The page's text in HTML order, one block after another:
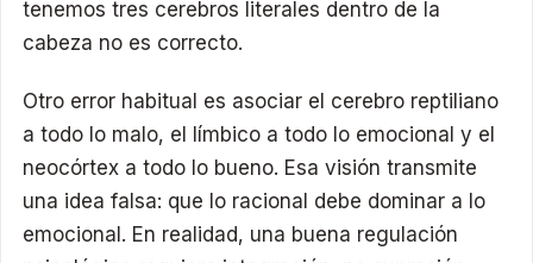
tenemos tres cerebros literales dentro de la
cabeza no es correcto.
Otro error habitual es asociar el cerebro reptiliano
a todo lo malo, el límbico a todo lo emocional y el
neocórtex a todo lo bueno. Esa visión transmite
una idea falsa: que lo racional debe dominar a lo
emocional. En realidad, una buena regulación